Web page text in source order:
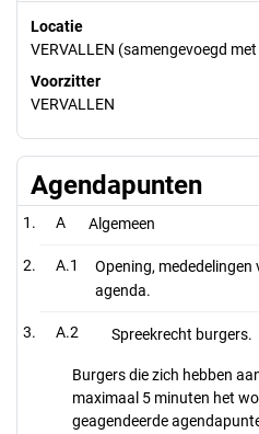
Locatie
VERVALLEN (samengevoegd met
Voorzitter
VERVALLEN
Agendapunten
A Algemeen
A.1
Opening,
agenda.
A.2 Spreekrecht burgers.
Burgers die zich hebben
maximaal 5 minuten het
geagendeerde